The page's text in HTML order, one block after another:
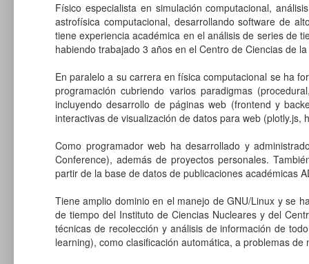
Físico especialista en simulación computacional,
astrofísica computacional, desarrollando software de
tiene experiencia académica en el análisis de series de
habiendo trabajado 3 años en el Centro de Ciencias de
En paralelo a su carrera en física computacional se ha
programación cubriendo varios paradigmas
incluyendo desarrollo de páginas web (frontend y
interactivas de visualización de datos para web (plotly.js,
Como programador web ha desarrollado y
Conference), además de proyectos personales.
partir de la base de datos de publicaciones académicas
Tiene amplio dominio en el manejo de GNU/Linux y se
de tiempo del Instituto de Ciencias Nucleares y del
técnicas de recolección y análisis de información de
learning), como clasificación automática, a problemas de